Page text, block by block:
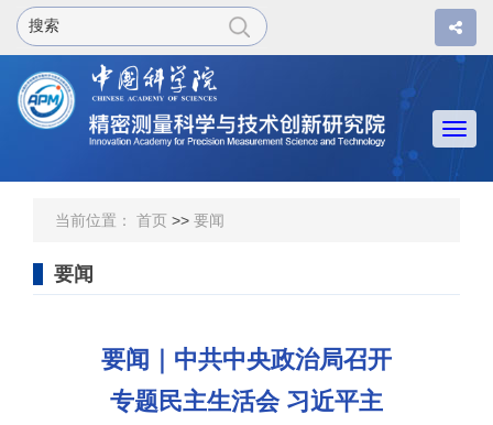
当前位置： 首页 >> 要闻
要闻
要闻｜中共中央政治局召开
专题民主生活会 习近平主